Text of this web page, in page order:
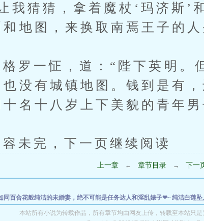
我猜猜，拿着魔杖‘玛济斯’
地图，来换取南焉王子的人
怔，道：“陛下英明。但
没有城镇地图。钱到是有
名十八岁上下美貌的青年男
完，下一页继续阅读
上一章 ← 章节目录 → 下一
同百合花般纯洁的未婚妻，绝不可能是任务达人和淫乱婊子❤~ 纯洁白莲
合花般纯洁的未婚妻，绝不可能是任务达人和淫乱婊子❤~ 纯洁白莲坠入
本站所有小说为转载作品，所有章节均由网友上传，转载至本站只是